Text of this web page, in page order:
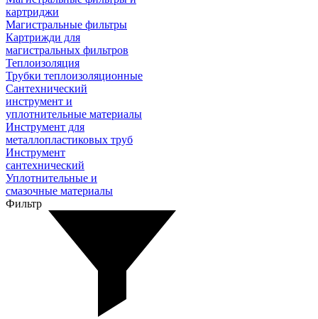
картриджи
Магистральные фильтры
Картрижди для
магистральных фильтров
Теплоизоляция
Трубки теплоизоляционные
Сантехнический
инструмент и
уплотнительные материалы
Инструмент для
металлопластиковых труб
Инструмент
сантехнический
Уплотнительные и
смазочные материалы
Фильтр